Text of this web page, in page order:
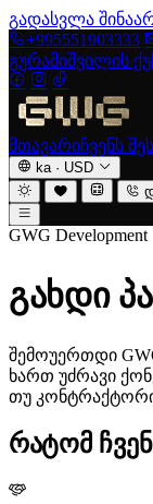
გადასვლა
+995551903333
გურამიშვილის
მთავარიჩვენს
ka · USD
GWG Development
გახდი
შემოუერთდი
ხართ უძრავი
თუ
რატომ